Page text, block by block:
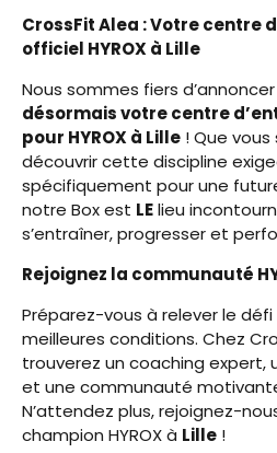
CrossFit Alea : Votre centre
officiel HYROX à Lille
Nous sommes fiers
désormais votre centre
pour HYROX à Lille ! Que
découvrir cette discipline
spécifiquement pour une
notre Box est LElieu
s’entraîner, progresser et
Rejoignez la communauté
Préparez-vous à relever le défi
meilleures conditions. Chez
trouverez un coaching
et une communauté
N’attendez plus, rejoignez-
champion HYROX à Lille !